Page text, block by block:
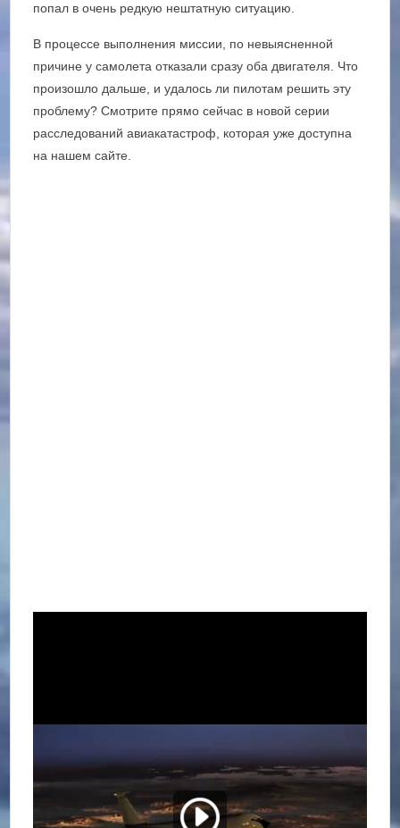
попал в очень редкую нештатную ситуацию.
В процессе выполнения миссии, по невыясненной
причине у самолета отказали сразу оба двигателя. Что
произошло дальше, и удалось ли пилотам решить эту
проблему? Смотрите прямо сейчас в новой серии
расследований авиакатастроф, которая уже доступна
на нашем сайте.